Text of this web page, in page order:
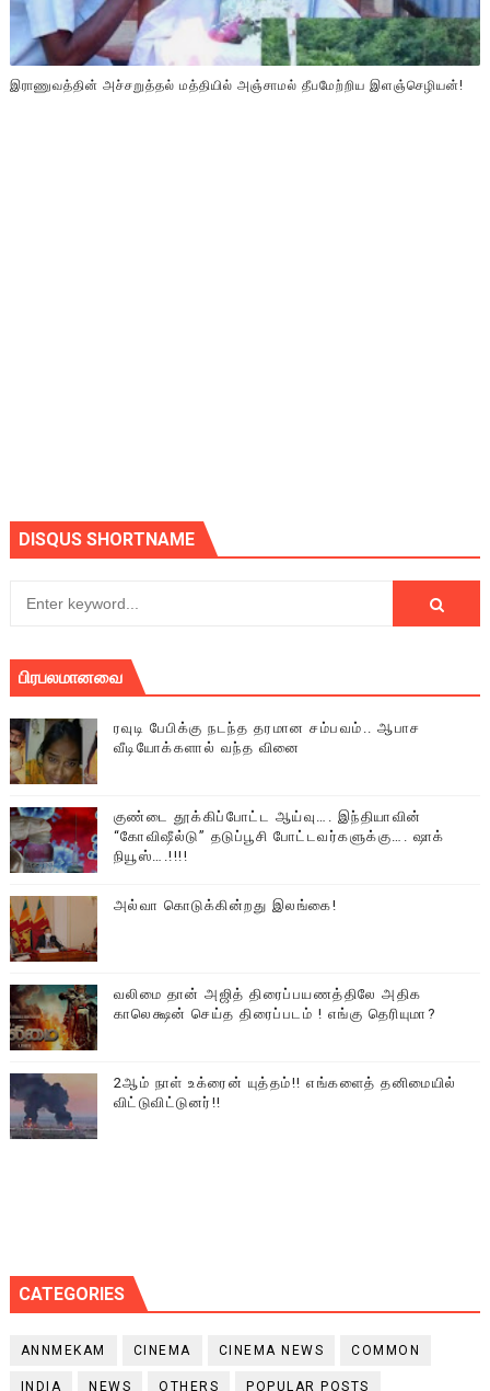
இராணுவத்தின் அச்சறுத்தல் மத்தியில் அஞ்சாமல் தீபமேற்றிய இளஞ்செழியன்!
DISQUS SHORTNAME
பிரபலமானவை
ரவுடி பேபிக்கு நடந்த தரமான சம்பவம்.. ஆபாச
வீடியோக்களால் வந்த வினை
குண்டை தூக்கிப்போட்ட ஆய்வு…. இந்தியாவின்
“கோவிஷீல்டு” தடுப்பூசி போட்டவர்களுக்கு…. ஷாக்
நியூஸ்….!!!!
அல்வா கொடுக்கின்றது இலங்கை!
வலிமை தான் அஜித் திரைப்பயணத்திலே அதிக
காலெக்ஷன் செய்த திரைப்படம் ! எங்கு தெரியுமா?
2ஆம் நாள் உக்ரைன் யுத்தம்!! எங்களைத் தனிமையில்
விட்டுவிட்டுனர்!!
CATEGORIES
ANNMEKAM CINEMA CINEMA NEWS COMMON
INDIA NEWS OTHERS POPULAR POSTS